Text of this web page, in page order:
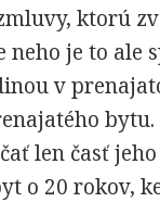
ktorú
je to ale
v
len časť
o 20 rokov,